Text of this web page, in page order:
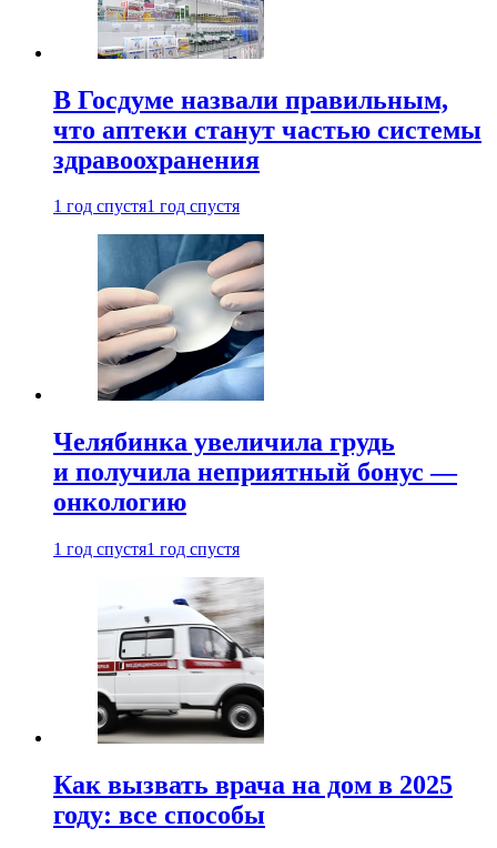
В Госдуме назвали правильным,
что аптеки станут частью системы
здравоохранения
1 год спустя1 год спустя
Челябинка увеличила грудь
и получила неприятный бонус —
онкологию
1 год спустя1 год спустя
Как вызвать врача на дом в 2025
году: все способы